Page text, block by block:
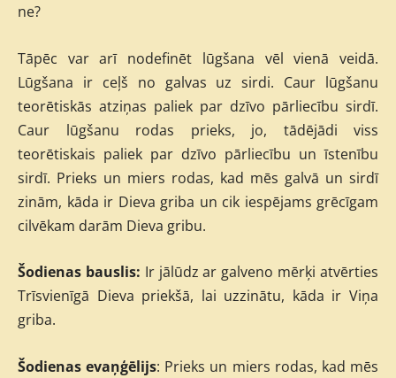
ne?
Tāpēc var arī nodefinēt lūgšana vēl vienā veidā.
Lūgšana ir ceļš no galvas uz sirdi. Caur lūgšanu
teorētiskās atziņas paliek par dzīvo pārliecību sirdī.
Caur lūgšanu rodas prieks, jo, tādējādi viss
teorētiskais paliek par dzīvo pārliecību un īstenību
sirdī. Prieks un miers rodas, kad mēs galvā un sirdī
zinām, kāda ir Dieva griba un cik iespējams grēcīgam
cilvēkam darām Dieva gribu.
Šodienas bauslis: Ir jālūdz ar galveno mērķi atvērties
Trīsvienīgā Dieva priekšā, lai uzzinātu, kāda ir Viņa
griba.
Šodienas evaņģēlijs: Prieks un miers rodas, kad mēs